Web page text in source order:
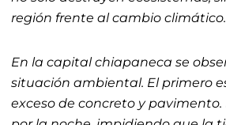
región frente al cambio climático.
En la capital chiapaneca se
situación ambiental. El primero
exceso de concreto y